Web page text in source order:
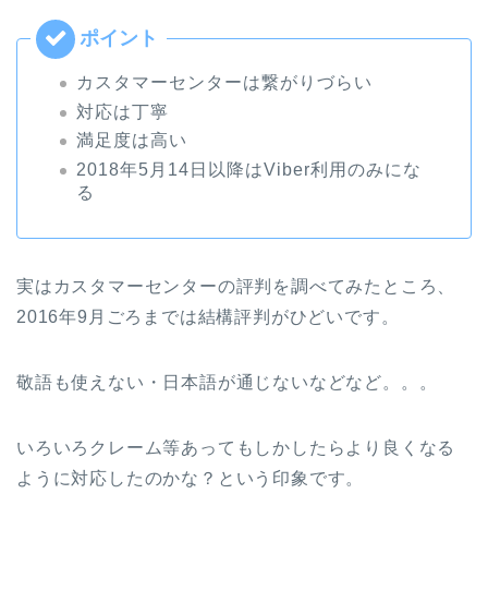
カスタマーセンターは繋がりづらい
対応は丁寧
満足度は高い
2018年5月14日以降はViber利用のみにな
る
実はカスタマーセンターの評判を調べてみたところ、
2016年9月ごろまでは結構評判がひどいです。
敬語も使えない・日本語が通じないなどなど。。。
いろいろクレーム等あってもしかしたらより良くなる
ように対応したのかな？という印象です。